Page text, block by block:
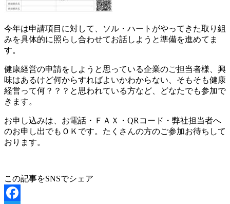
今年は申請項目に対して、ソル・ハートがやってきた取り組
みを具体的に照らし合わせてお話しようと準備を進めてま
す。
健康経営の申請をしようと思っている企業のご担当者様、興
味はあるけど何からすればよいかわからない、そもそも健康
経営って何？？？と思われている方など、どなたでも参加で
きます。
お申し込みは、お電話・ＦＡＸ・QRコード・弊社担当者へ
のお申し出でもＯＫです。たくさんの方のご参加お待ちして
おります。
この記事をSNSでシェア